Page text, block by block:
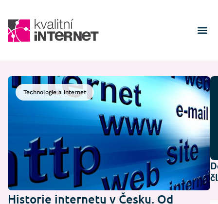
Technologie a internet
Historie internetu v Česku. Od